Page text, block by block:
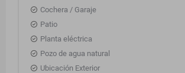
Cochera / Garaje
Patio
Planta eléctrica
Pozo de agua natural
Ubicación Exterior